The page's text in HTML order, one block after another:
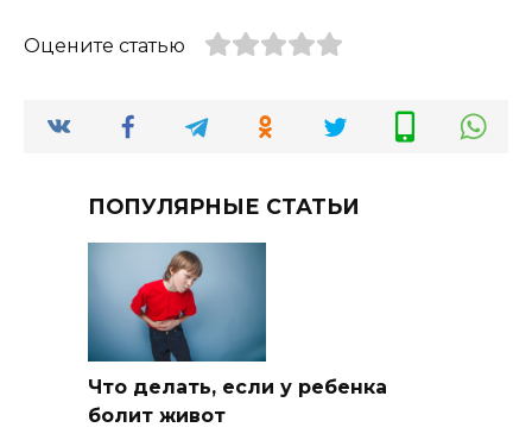
Оцените статью
ПОПУЛЯРНЫЕ СТАТЬИ
Что делать, если у ребенка
болит живот